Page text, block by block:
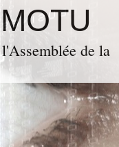
de la